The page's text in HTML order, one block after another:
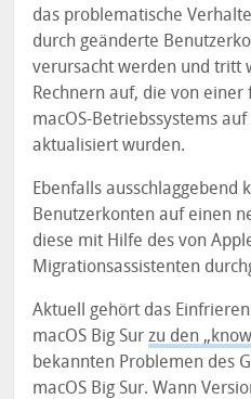
das problematische
durch geänderte
verursacht werden und tritt
Rechnern auf, die von
macOS-Betriebssystems auf
aktualisiert wurden.
Ebenfalls ausschlaggebend
Benutzerkonten auf einen
diese mit Hilfe des von
Migrationsassistenten
Aktuell gehört das
macOS Big Sur zu den
bekannten Problemen des
macOS Big Sur. Wann